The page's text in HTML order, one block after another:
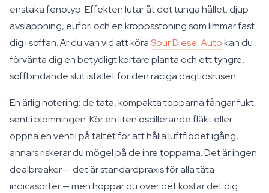
enstaka fenotyp. Effekten lutar åt det tunga hållet: djup
avslappning, eufori och en kroppsstoning som limmar fast
dig i soffan. Är du van vid att köraSour Diesel Autokan du
förvänta dig en betydligt kortare planta och ett tyngre,
soffbindande slut istället för den raciga dagtidsrusen.
En ärlig notering: de täta, kompakta topparna fångar fukt
sent i blomningen. Kör en liten oscillerande fläkt eller
öppna en ventil på tältet för att hålla luftflödet igång,
annars riskerar du mögel på de inre topparna. Det är ingen
dealbreaker — det är standardpraxis för alla täta
indicasorter — men hoppar du över det kostar det dig.